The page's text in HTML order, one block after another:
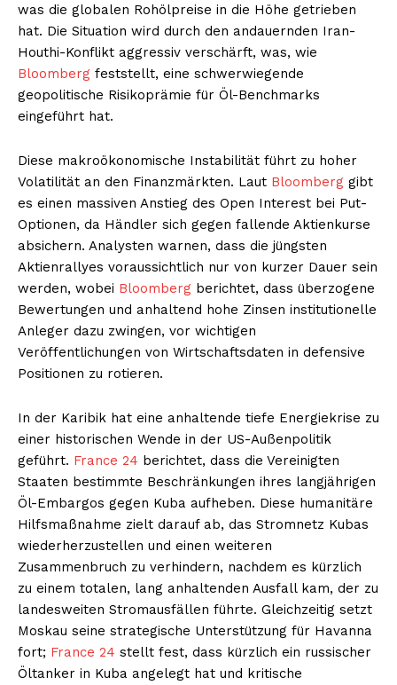
was die globalen Rohölpreise in die Höhe getrieben
hat. Die Situation wird durch den andauernden Iran-
Houthi-Konflikt aggressiv verschärft, was, wie
Bloomberg feststellt, eine schwerwiegende
geopolitische Risikoprämie für Öl-Benchmarks
eingeführt hat.
Diese makroökonomische Instabilität führt zu hoher
Volatilität an den Finanzmärkten. Laut Bloomberg gibt
es einen massiven Anstieg des Open Interest bei Put-
Optionen, da Händler sich gegen fallende Aktienkurse
absichern. Analysten warnen, dass die jüngsten
Aktienrallyes voraussichtlich nur von kurzer Dauer sein
werden, wobei Bloomberg berichtet, dass überzogene
Bewertungen und anhaltend hohe Zinsen institutionelle
Anleger dazu zwingen, vor wichtigen
Veröffentlichungen von Wirtschaftsdaten in defensive
Positionen zu rotieren.
In der Karibik hat eine anhaltende tiefe Energiekrise zu
einer historischen Wende in der US-Außenpolitik
geführt. France 24 berichtet, dass die Vereinigten
Staaten bestimmte Beschränkungen ihres langjährigen
Öl-Embargos gegen Kuba aufheben. Diese humanitäre
Hilfsmaßnahme zielt darauf ab, das Stromnetz Kubas
wiederherzustellen und einen weiteren
Zusammenbruch zu verhindern, nachdem es kürzlich
zu einem totalen, lang anhaltenden Ausfall kam, der zu
landesweiten Stromausfällen führte. Gleichzeitig setzt
Moskau seine strategische Unterstützung für Havanna
fort; France 24 stellt fest, dass kürzlich ein russischer
Öltanker in Kuba angelegt hat und kritische